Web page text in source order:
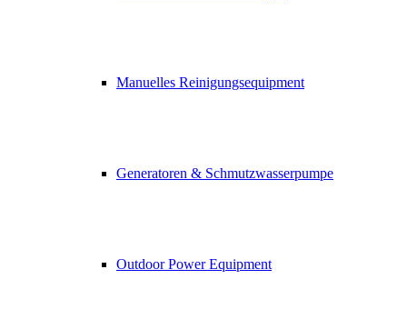
Manuelles Reinigungsequipment
Generatoren & Schmutzwasserpumpe
Outdoor Power Equipment